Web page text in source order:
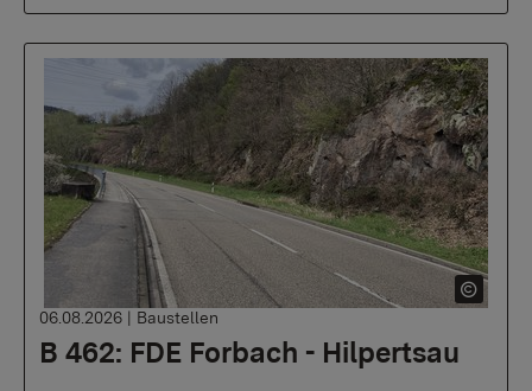
B 462: FDE Forbach - Hilpertsau
06.08.2026 | Baustellen